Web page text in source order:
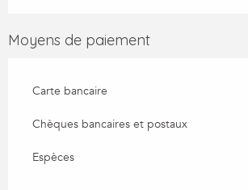
Moyens de paiement
Carte bancaire
Chèques bancaires et postaux
Espèces